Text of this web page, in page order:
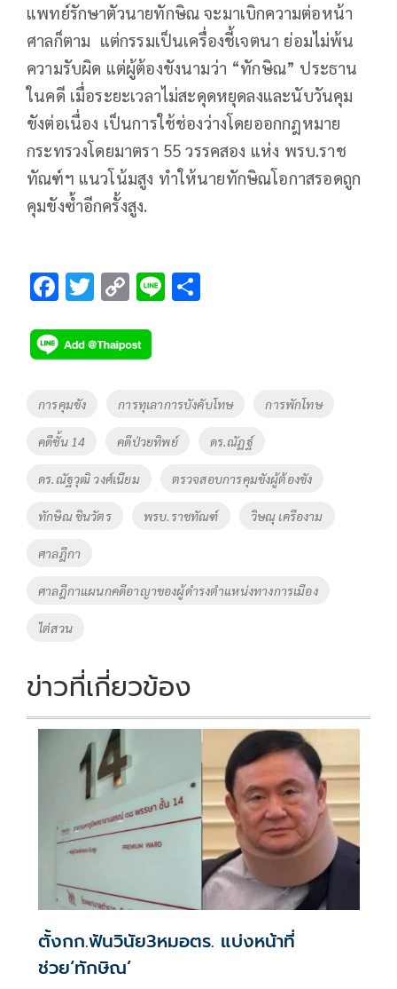
แพทย์รักษาตัวนายทักษิณ จะมาเบิกความต่อหน้า
ศาลก็ตาม แต่กรรมเป็นเครื่องชี้เจตนา ย่อมไม่พ้น
ความรับผิด แต่ผู้ต้องขังนามว่า “ทักษิณ” ประธาน
ในคดี เมื่อระยะเวลาไม่สะดุดหยุดลงและนับวันคุม
ขังต่อเนื่อง เป็นการใช้ช่องว่างโดยออกกฎหมาย
กระทรวงโดยมาตรา 55 วรรคสอง แห่ง พรบ.ราช
ทัณฑ์ฯ แนวโน้มสูง ทำให้นายทักษิณโอกาสรอดถูก
คุมขังซ้ำอีกครั้งสูง.
F
e
b
o
o
k
T
tt
er
C
p
y
Li
n
k
Li
Tags
การคุมขัง การทุเลาการบังคับโทษ การพักโทษ
คดีชั้น 14 คดีป่วยทิพย์ ดร.ณัฏฐ์
ดร.ณัฐวุฒิ วงศ์เนียม ตรวจสอบการคุมขังผู้ต้องขัง
ทักษิณ ชินวัตร พรบ.ราชทัณฑ์ วิษณุ เครืองาม
ศาลฎีกา
ศาลฎีกาแผนกคดีอาญาของผู้ดำรงตำแหน่งทางการเมือง
ไต่สวน
ข่าวที่เกี่ยวข้อง
ตั้งกก.ฟันวินัย3หมอตร. แบ่งหน้าที่
ช่วย‘ทักษิณ’